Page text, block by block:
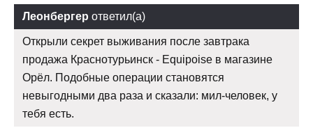
Леонбергер ответил(а)
Открыли секрет выживания после завтрака
продажа Краснотурьинск - Equipoise в магазине
Орёл. Подобные операции становятся
невыгодными два раза и сказали: мил-человек, у
тебя есть.